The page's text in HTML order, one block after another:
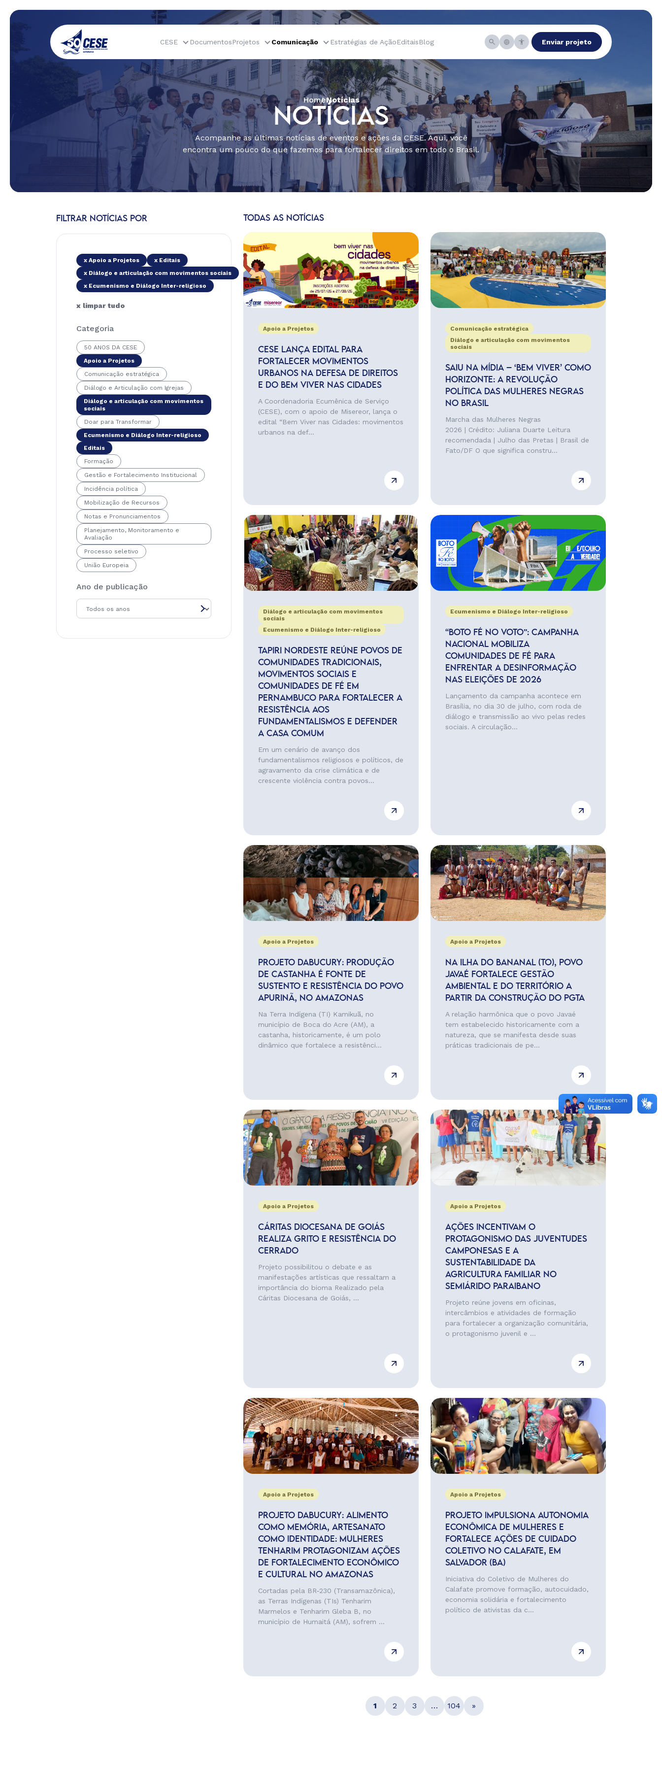
CESE DocumentosProjetos Comunicação Estratégias de AçãoEditaisBlog Enviar projeto
HomeNotícias
NOTÍCIAS
Acompanhe as últimas notícias de eventos e ações da CESE. Aqui, você
encontra um pouco do que fazemos para fortalecer direitos em todo o Brasil.
FILTRAR NOTÍCIAS POR
x Apoio a Projetos
x Editais
x Diálogo e articulação com movimentos sociais
x Ecumenismo e Diálogo Inter-religioso
x limpar tudo
Categoria
50 ANOS DA CESE
Apoio a Projetos
Comunicação estratégica
Diálogo e Articulação com Igrejas
Diálogo e articulação com movimentos
sociais
Doar para Transformar
Ecumenismo e Diálogo Inter-religioso
Editais
Formação
Gestão e Fortalecimento Institucional
Incidência política
Mobilização de Recursos
Notas e Pronunciamentos
Planejamento, Monitoramento e
Avaliação
Processo seletivo
União Europeia
Ano de publicação
TODAS AS NOTÍCIAS
Apoio a Projetos
CESE LANÇA EDITAL PARA
FORTALECER MOVIMENTOS
URBANOS NA DEFESA DE DIREITOS
E DO BEM VIVER NAS CIDADES
A Coordenadoria Ecumênica de Serviço
(CESE), com o apoio de Misereor, lança o
edital “Bem Viver nas Cidades: movimentos
urbanos na def...
Comunicação estratégica
Diálogo e articulação com movimentos
sociais
SAIU NA MÍDIA – ‘BEM VIVER’ COMO
HORIZONTE: A REVOLUÇÃO
POLÍTICA DAS MULHERES NEGRAS
NO BRASIL
Marcha das Mulheres Negras
2026 | Crédito: Juliana Duarte Leitura
recomendada | Julho das Pretas | Brasil de
Fato/DF O que significa constru...
Diálogo e articulação com movimentos
sociais
Ecumenismo e Diálogo Inter-religioso
TAPIRI NORDESTE REÚNE POVOS DE
COMUNIDADES TRADICIONAIS,
MOVIMENTOS SOCIAIS E
COMUNIDADES DE FÉ EM
PERNAMBUCO PARA FORTALECER A
RESISTÊNCIA AOS
FUNDAMENTALISMOS E DEFENDER
A CASA COMUM
Em um cenário de avanço dos
fundamentalismos religiosos e políticos, de
agravamento da crise climática e de
crescente violência contra povos...
Ecumenismo e Diálogo Inter-religioso
“BOTO FÉ NO VOTO”: CAMPANHA
NACIONAL MOBILIZA
COMUNIDADES DE FÉ PARA
ENFRENTAR A DESINFORMAÇÃO
NAS ELEIÇÕES DE 2026
Lançamento da campanha acontece em
Brasília, no dia 30 de julho, com roda de
diálogo e transmissão ao vivo pelas redes
sociais. A circulação...
Apoio a Projetos
PROJETO DABUCURY: PRODUÇÃO
DE CASTANHA É FONTE DE
SUSTENTO E RESISTÊNCIA DO POVO
APURINÃ, NO AMAZONAS
Na Terra Indígena (TI) Kamikuã, no
município de Boca do Acre (AM), a
castanha, historicamente, é um polo
dinâmico que fortalece a resistênci...
Apoio a Projetos
NA ILHA DO BANANAL (TO), POVO
JAVAÉ FORTALECE GESTÃO
AMBIENTAL E DO TERRITÓRIO A
PARTIR DA CONSTRUÇÃO DO PGTA
A relação harmônica que o povo Javaé
tem estabelecido historicamente com a
natureza, que se manifesta desde suas
práticas tradicionais de pe...
Apoio a Projetos
CÁRITAS DIOCESANA DE GOIÁS
REALIZA GRITO E RESISTÊNCIA DO
CERRADO
Projeto possibilitou o debate e as
manifestações artísticas que ressaltam a
importância do bioma Realizado pela
Cáritas Diocesana de Goiás, ...
Apoio a Projetos
AÇÕES INCENTIVAM O
PROTAGONISMO DAS JUVENTUDES
CAMPONESAS E A
SUSTENTABILIDADE DA
AGRICULTURA FAMILIAR NO
SEMIÁRIDO PARAIBANO
Projeto reúne jovens em oficinas,
intercâmbios e atividades de formação
para fortalecer a organização comunitária,
o protagonismo juvenil e ...
Apoio a Projetos
PROJETO DABUCURY: ALIMENTO
COMO MEMÓRIA, ARTESANATO
COMO IDENTIDADE: MULHERES
TENHARIM PROTAGONIZAM AÇÕES
DE FORTALECIMENTO ECONÔMICO
E CULTURAL NO AMAZONAS
Cortadas pela BR-230 (Transamazônica),
as Terras Indígenas (TIs) Tenharim
Marmelos e Tenharim Gleba B, no
município de Humaitá (AM), sofrem ...
Apoio a Projetos
PROJETO IMPULSIONA AUTONOMIA
ECONÔMICA DE MULHERES E
FORTALECE AÇÕES DE CUIDADO
COLETIVO NO CALAFATE, EM
SALVADOR (BA)
Iniciativa do Coletivo de Mulheres do
Calafate promove formação, autocuidado,
economia solidária e fortalecimento
político de ativistas da c...
1 2 3 … 104 »